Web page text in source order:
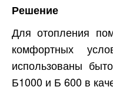
Решение
Для отопления
комфортных
использованы
Б1000 и Б 600 в